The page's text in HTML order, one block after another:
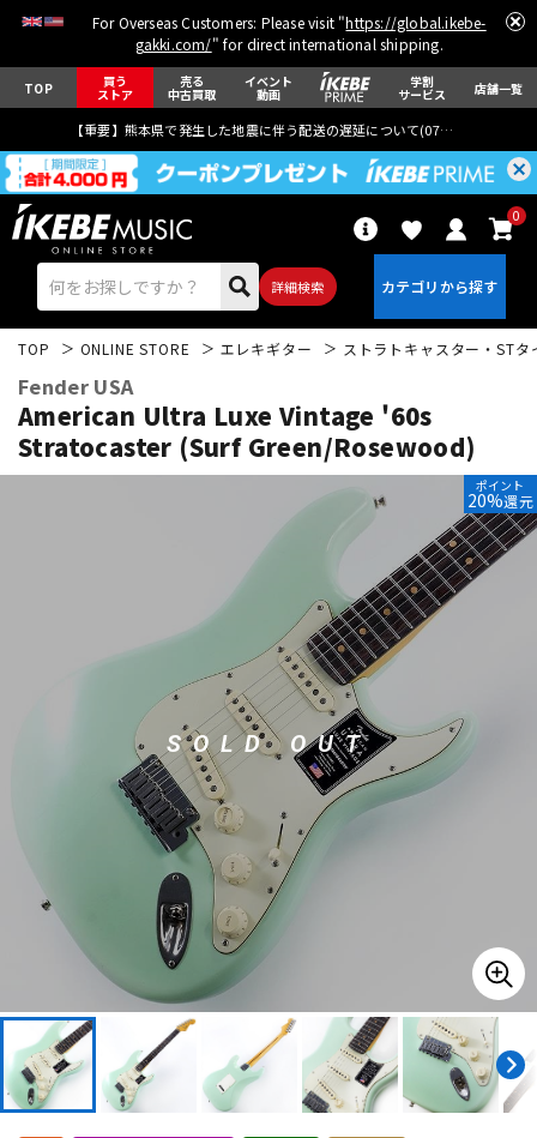
For Overseas Customers: Please visit "https://global.ikebe-
gakki.com/" for direct international shipping.
TOP 買う
ストア
売る
中古買取
イベント
動画
学割
サービス 店舗一覧
【重要】熊本県で発生した地震に伴う配送の遅延について(07月29日
詳細検索
0
ウクレレ
ドラム パーカッション
キーボード 電子ピアノ
管楽器
DJ機器
DTM オンライン納品 レコーディング機器
TOP ONLINE STORE エレキギター ストラトキャスター・STタ
Fender USA
American Ultra Luxe Vintage '60s
Stratocaster (Surf Green/Rosewood)
SOLD OUT
ポイント
20%還元